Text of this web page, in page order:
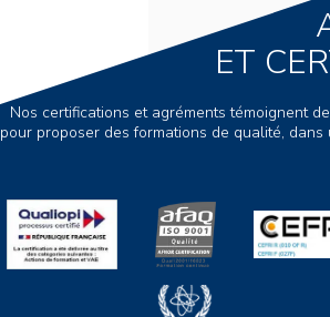
ET
Nos certifications et agréments témoignent
pour proposer des formations de qualité, dans